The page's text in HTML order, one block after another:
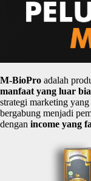
M-BioPro adalah
manfaat yang luar
strategi marketing
bergabung menjadi
dengan income yang